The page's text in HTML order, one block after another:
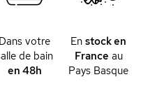
Dans votre
de bain
en 48h
Enstock en
France au
Pays Basque